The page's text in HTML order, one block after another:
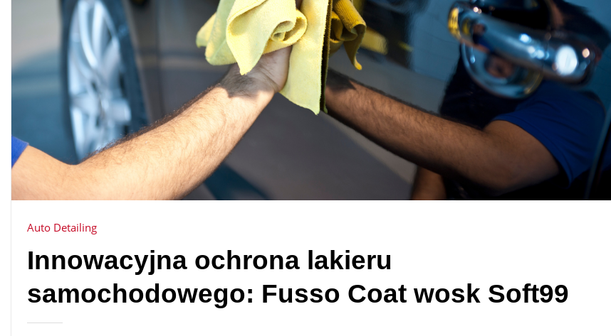
Auto Detailing
Innowacyjna ochrona lakieru
samochodowego: Fusso Coat wosk Soft99